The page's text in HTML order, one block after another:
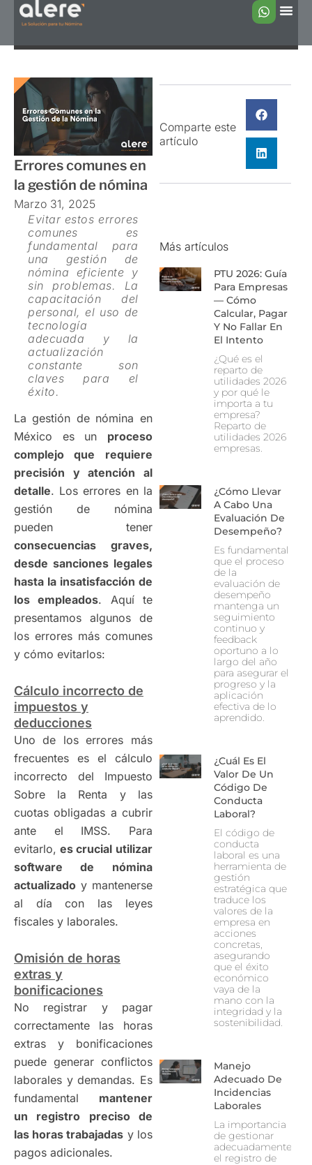
Errores comunes en
la gestión de nómina
Marzo 31, 2025
Evitar estos errores
comunes es
fundamental para
una gestión de
nómina eficiente y
sin problemas. La
capacitación del
personal, el uso de
tecnología
adecuada y la
actualización
constante son
claves para el
éxito.
La gestión de nómina en
México es un proceso
complejo que requiere
precisión y atención al
detalle. Los errores en la
gestión de nómina
pueden tener
consecuencias graves,
desde sanciones legales
hasta la insatisfacción de
los empleados. Aquí te
presentamos algunos de
los errores más comunes
y cómo evitarlos:
Cálculo incorrecto de
impuestos y
deducciones
Uno de los errores más
frecuentes es el cálculo
incorrecto del Impuesto
Sobre la Renta y las
cuotas obligadas a cubrir
ante el IMSS. Para
evitarlo, es crucial utilizar
software de nómina
actualizado y mantenerse
al día con las leyes
fiscales y laborales.
Omisión de horas
extras y
bonificaciones
No registrar y pagar
correctamente las horas
extras y bonificaciones
puede generar conflictos
laborales y demandas. Es
fundamental mantener
un registro preciso de
las horas trabajadas y los
pagos adicionales.
Comparte este
artículo
Más artículos
PTU 2026: Guía
Para Empresas
— Cómo
Calcular, Pagar
Y No Fallar En
El Intento
¿Qué es el
reparto de
utilidades 2026
y por qué le
importa a tu
empresa?
Reparto de
utilidades 2026
empresas.
¿Cómo Llevar
A Cabo Una
Evaluación De
Desempeño?
Es fundamental
que el proceso
de la
evaluación de
desempeño
mantenga un
seguimiento
continuo y
feedback
oportuno a lo
largo del año
para asegurar el
progreso y la
aplicación
efectiva de lo
aprendido.
¿Cuál Es El
Valor De Un
Código De
Conducta
Laboral?
El código de
conducta
laboral es una
herramienta de
gestión
estratégica que
traduce los
valores de la
empresa en
acciones
concretas,
asegurando
que el éxito
económico
vaya de la
mano con la
integridad y la
sostenibilidad.
Manejo
Adecuado De
Incidencias
Laborales
La importancia
de gestionar
adecuadamente
el registro de